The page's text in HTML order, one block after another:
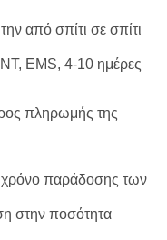
από σπίτι σε σπίτι
EMS, 4-10 ημέρες
πληρωμής της
χρόνο παράδοσης των
στην ποσότητα